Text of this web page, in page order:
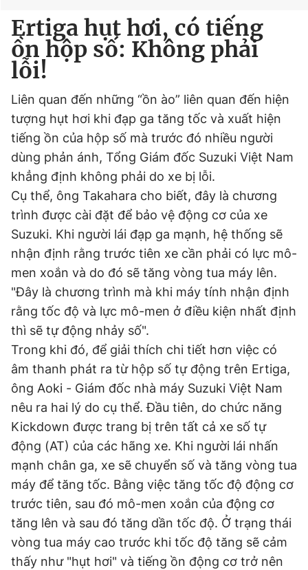
Ertiga hụt hơi, có tiếng
ồn hộp số: Không phải
lỗi!
Liên quan đến những “ồn ào” liên quan đến hiện
tượng hụt hơi khi đạp ga tăng tốc và xuất hiện
tiếng ồn của hộp số mà trước đó nhiều người
dùng phản ánh, Tổng Giám đốc Suzuki Việt Nam
khẳng định không phải do xe bị lỗi.
Cụ thể, ông Takahara cho biết, đây là chương
trình được cài đặt để bảo vệ động cơ của xe
Suzuki. Khi người lái đạp ga mạnh, hệ thống sẽ
nhận định rằng trước tiên xe cần phải có lực mô-
men xoắn và do đó sẽ tăng vòng tua máy lên.
"Đây là chương trình mà khi máy tính nhận định
rằng tốc độ và lực mô-men ở điều kiện nhất định
thì sẽ tự động nhảy số".
Trong khi đó, để giải thích chi tiết hơn việc có
âm thanh phát ra từ hộp số tự động trên Ertiga,
ông Aoki - Giám đốc nhà máy Suzuki Việt Nam
nêu ra hai lý do cụ thể. Đầu tiên, do chức năng
Kickdown được trang bị trên tất cả xe số tự
động (AT) của các hãng xe. Khi người lái nhấn
mạnh chân ga, xe sẽ chuyển số và tăng vòng tua
máy để tăng tốc. Bằng việc tăng tốc độ động cơ
trước tiên, sau đó mô-men xoắn của động cơ
tăng lên và sau đó tăng dần tốc độ. Ở trạng thái
vòng tua máy cao trước khi tốc độ tăng sẽ cảm
thấy như "hụt hơi" và tiếng ồn động cơ trở nên